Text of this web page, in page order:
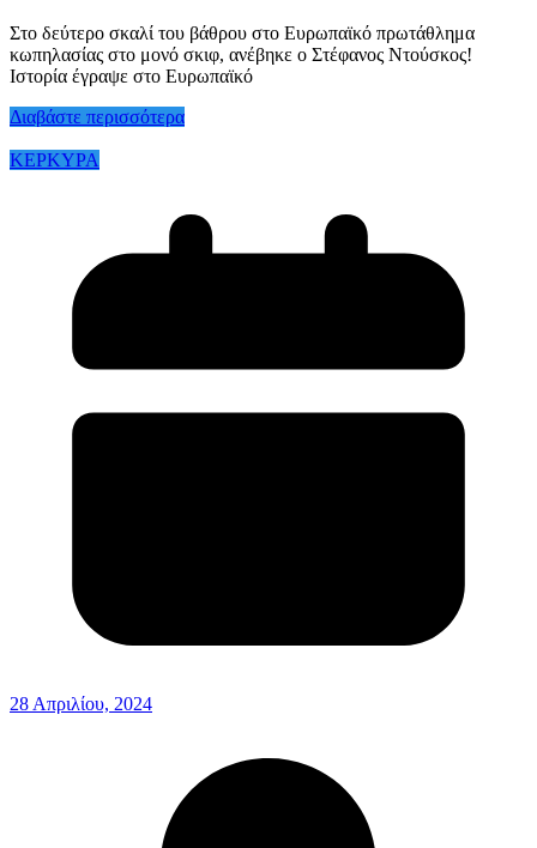
Στο δεύτερο σκαλί του βάθρου στο Ευρωπαϊκό πρωτάθλημα
κωπηλασίας στο μονό σκιφ, ανέβηκε ο Στέφανος Ντούσκος!
Ιστορία έγραψε στο Ευρωπαϊκό
Διαβάστε περισσότερα
ΚΕΡΚΥΡΑ
28 Απριλίου, 2024